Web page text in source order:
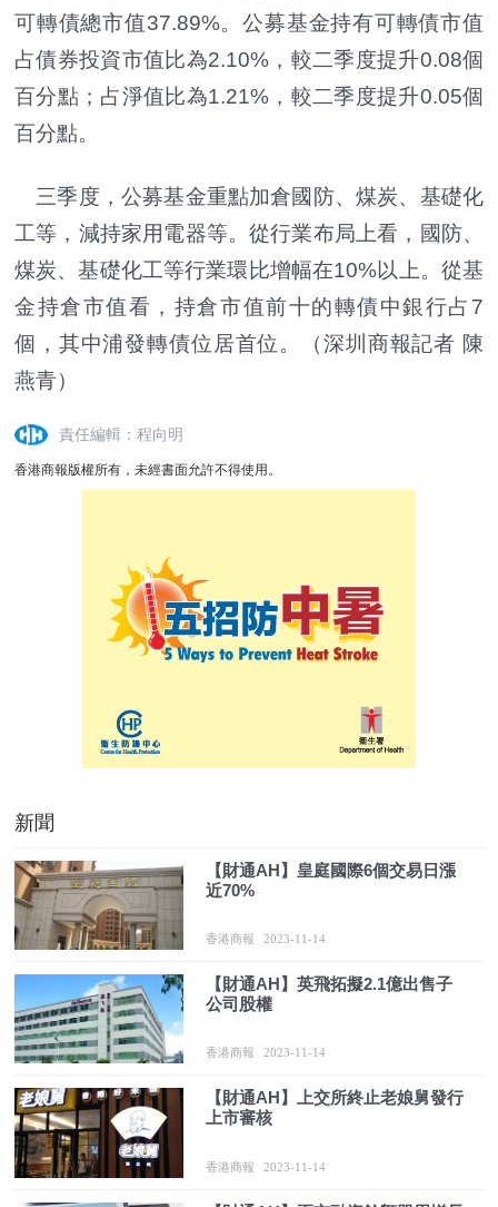
可轉債總市值37.89%。公募基金持有可轉債市值
占債券投資市值比為2.10%，較二季度提升0.08個
百分點；占淨值比為1.21%，較二季度提升0.05個
百分點。
三季度，公募基金重點加倉國防、煤炭、基礎化
工等，減持家用電器等。從行業布局上看，國防、
煤炭、基礎化工等行業環比增幅在10%以上。從基
金持倉市值看，持倉市值前十的轉債中銀行占7
個，其中浦發轉債位居首位。（深圳商報記者 陳
燕青）
責任編輯：程向明
香港商報版權所有，未經書面允許不得使用。
新聞
【財通AH】皇庭國際6個交易日漲
近70%
香港商報 2023-11-14
【財通AH】英飛拓擬2.1億出售子
公司股權
香港商報 2023-11-14
【財通AH】上交所終止老娘舅發行
上市審核
香港商報 2023-11-14